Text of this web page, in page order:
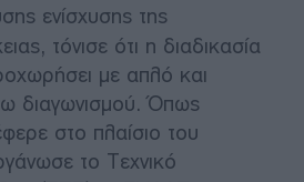
ενίσχυσης της
τόνισε ότι η διαδικασία
με απλό και
διαγωνισμού. Όπως
στο πλαίσιο του
το Τεχνικό